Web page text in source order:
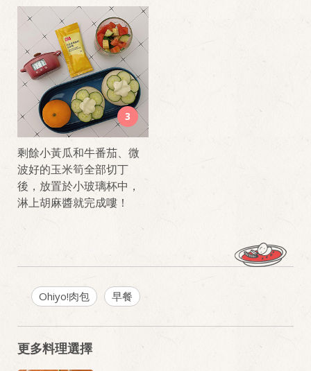
3
剩餘小黃瓜和牛番茄、微
波好的玉米筍全部切丁
後，放置於小玻璃杯中，
淋上胡麻醬就完成嘍！
Ohiyo!肉包 早餐
更多料理選擇